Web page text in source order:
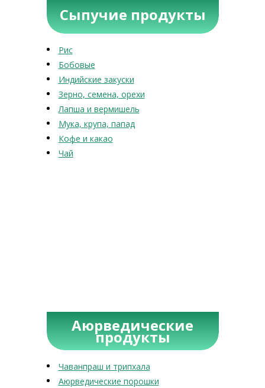
Сыпучие продукты
Рис
Бобовые
Индийские закуски
Зерно, семена, орехи
Лапша и вермишель
Мука, крупа, папад
Кофе и какао
Чай
Аюрведические
продукты
Чаванпраш и трипхала
Аюрведические порошки